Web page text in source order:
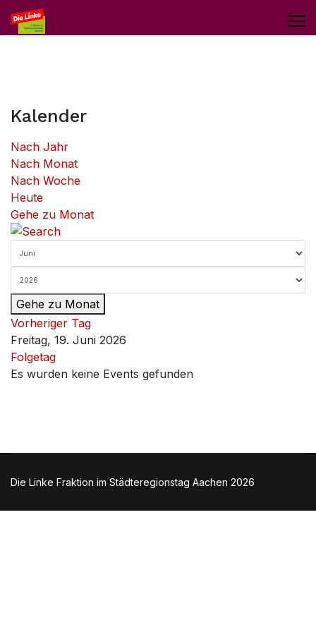
Kalender
Nach Jahr
Nach Monat
Nach Woche
Heute
Gehe zu Monat
Gehe zu Monat
Vorheriger Tag
Freitag, 19. Juni 2026
Folgetag
Es wurden keine Events gefunden
Die Linke Fraktion im Städteregionstag Aachen 2026